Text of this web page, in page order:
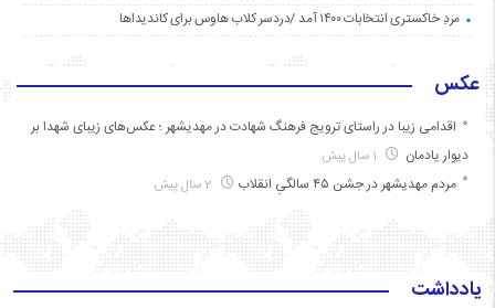
مردِ خاکستری انتخابات ۱۴۰۰ آمد /دردسر کلاب هاوس برای کاندیداها
عکس
اقدامی زیبا در راستای ترویج فرهنگ شهادت در مهدیشهر ؛ عکس‌های زیبای شهدا بر
دیوار یادمان
مردم مهدیشهر در جشن ۴۵ سالگیِ انقلاب
یادداشت